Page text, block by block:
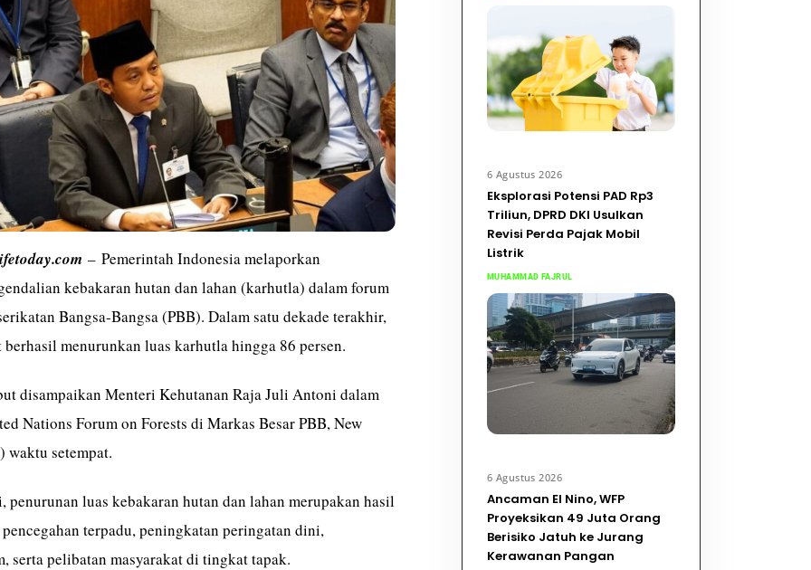
– Pemerintah Indonesia melaporkan
kebakaran hutan dan lahan (karhutla) dalam forum
Bangsa-Bangsa (PBB). Dalam satu dekade terakhir,
menurunkan luas karhutla hingga 86 persen.
disampaikan Menteri Kehutanan Raja Juli Antoni dalam
Nations Forum on Forests di Markas Besar PBB, New
waktu setempat.
penurunan luas kebakaran hutan dan lahan merupakan hasil
terpadu, peningkatan peringatan dini,
serta pelibatan masyarakat di tingkat tapak.
6 Agustus 2026
Eksplorasi Potensi PAD Rp3
Triliun, DPRD DKI Usulkan
Revisi Perda Pajak Mobil
Listrik
MUHAMMAD FAJRUL
6 Agustus 2026
Ancaman El Nino, WFP
Proyeksikan 49 Juta Orang
Berisiko Jatuh ke Jurang
Kerawanan Pangan